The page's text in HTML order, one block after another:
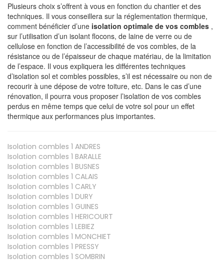
Plusieurs choix s’offrent à vous en fonction du chantier et des
techniques. Il vous conseillera sur la réglementation thermique,
comment bénéficier d’une isolation optimale de vos combles ,
sur l’utilisation d’un isolant flocons, de laine de verre ou de
cellulose en fonction de l’accessibilité de vos combles, de la
résistance ou de l’épaisseur de chaque matériau, de la limitation
de l’espace. Il vous expliquera les différentes techniques
d’isolation sol et combles possibles, s’il est nécessaire ou non de
recourir à une dépose de votre toiture, etc. Dans le cas d’une
rénovation, il pourra vous proposer l’isolation de vos combles
perdus en même temps que celui de votre sol pour un effet
thermique aux performances plus importantes.
Isolation combles 1 ANDRES
Isolation combles 1 BARALLE
Isolation combles 1 BUSNES
Isolation combles 1 CALAIS
Isolation combles 1 CARLY
Isolation combles 1 DURY
Isolation combles 1 GUINES
Isolation combles 1 HERICOURT
Isolation combles 1 LEBIEZ
Isolation combles 1 MONCHIET
Isolation combles 1 PRESSY
Isolation combles 1 SOMBRIN